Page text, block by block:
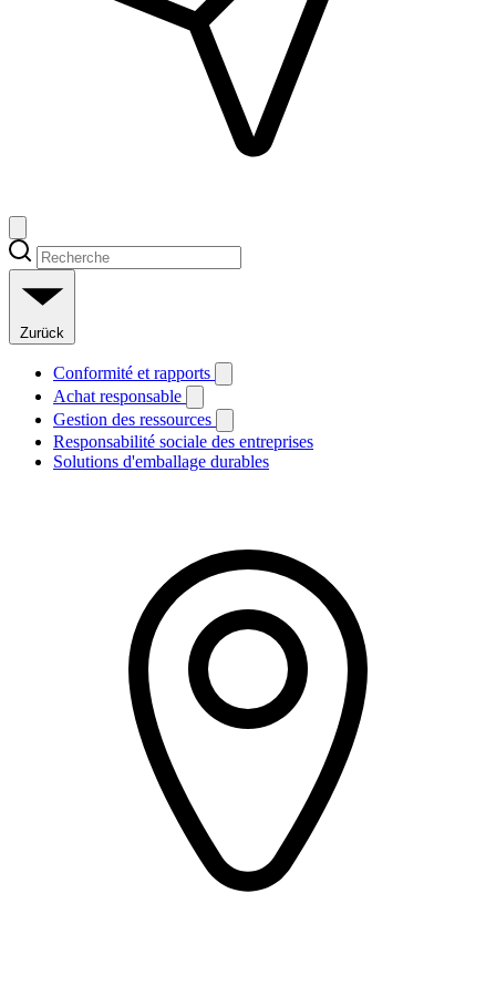
Zurück
Conformité et rapports
Achat responsable
Gestion des ressources
Responsabilité sociale des entreprises
Solutions d'emballage durables